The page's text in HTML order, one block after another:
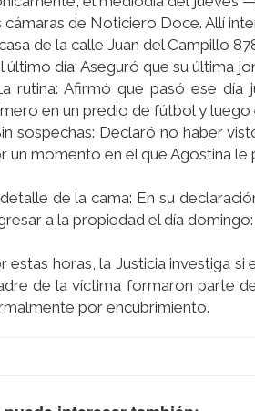
cámaras de Noticiero Doce. Allí
de la calle Juan del Campillo
último día: Aseguró que su última
rutina: Afirmó que pasó ese día
en un predio de fútbol y
sospechas: Declaró no haber
un momento en el que Agostina le
de la cama: En su
a la propiedad el día
estas horas, la Justicia investiga
de la víctima formaron parte
por encubrimiento.